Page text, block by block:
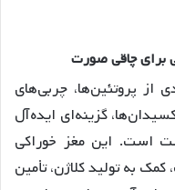
برایچاقیصورت
از پروتئین‌ها، چربی‌های
گزینه‌ای ایده‌آل
است. این مغز خوراکی
به تولید کلاژن، تأمین